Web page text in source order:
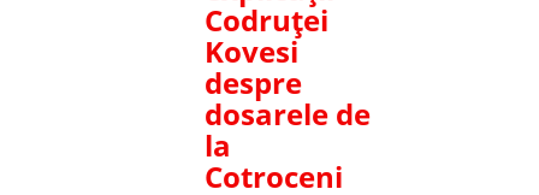
Codruţei
Kovesi
despre
dosarele de
la
Cotroceni